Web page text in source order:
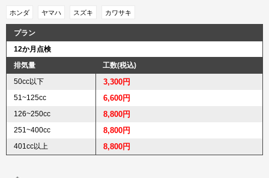
ホンダ ヤマハ スズキ カワサキ
プラン
12か月点検
排気量
工数(税込)
50cc以下
3,300円
51~125cc 6,600円
126~250cc 8,800円
251~400cc 8,800円
401cc以上 8,800円